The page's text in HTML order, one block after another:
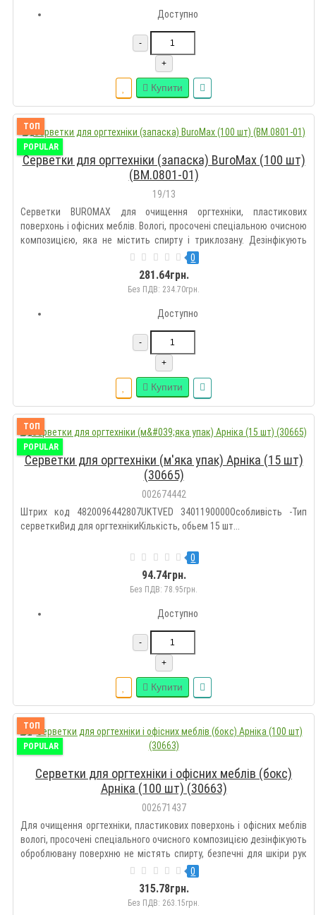
Доступно
-
+
Купити
ТОП
POPULAR
Серветки для оргтехніки (запаска) BuroMax (100 шт)
(BM.0801-01)
19/13
Серветки BUROMAX для очищення оргтехніки, пластикових
поверхонь і офісних меблів. Вологі, просочені спеціальною очисною
композицією, яка не містить спирту і триклозану. Дезінфікують
оброблювану поверхню і безпечні для шкіри рук. Усувають
статичну електрику. Виготовлені з біорозчинного матеріалу на о..
0
281.64грн.
Без ПДВ: 234.70грн.
Доступно
-
+
Купити
ТОП
POPULAR
Серветки для оргтехніки (м'яка упак) Арніка (15 шт)
(30665)
002674442
Штрих код 4820096442807UKTVED 3401190000Особливість -Тип
серветкиВид для оргтехнікиКількість, обьем 15 шт...
0
94.74грн.
Без ПДВ: 78.95грн.
Доступно
-
+
Купити
ТОП
POPULAR
Серветки для оргтехніки і офісних меблів (бокс)
Арніка (100 шт) (30663)
002671437
Для очищення оргтехніки, пластикових поверхонь і офісних меблів
вологі, просочені спеціального очисного композицією дезінфікують
оброблювану поверхню не містять спирту, безпечні для шкіри рук
усувають статичну електрику розмір серветки, 160х130 мм
кількість в упаковці 100 шт упаковка - туба..
0
315.78грн.
Без ПДВ: 263.15грн.